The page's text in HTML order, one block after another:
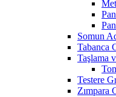
Somun
Tabanca
Taşlama
Testere
Zımpara